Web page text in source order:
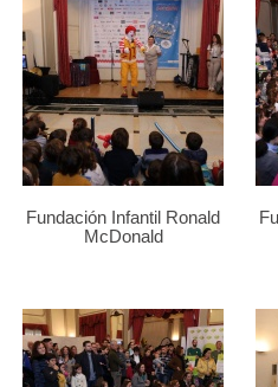
Fundación Infantil Ronald
McDonald